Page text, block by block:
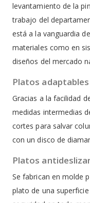
levantamiento de la
trabajo del
está a la vanguardia
materiales como en
diseños del mercado
Platos
Gracias a la facilidad
medidas intermedias
cortes para salvar
con un disco de
Platos
Se fabrican en molde
plato de una